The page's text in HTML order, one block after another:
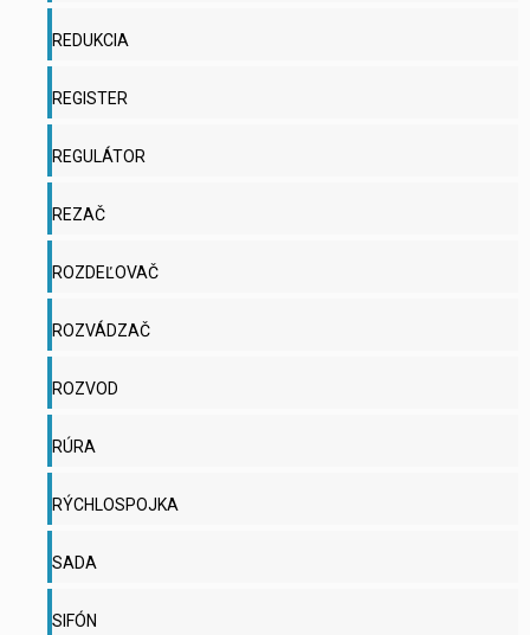
REDUKCIA
REGISTER
REGULÁTOR
REZAČ
ROZDEĽOVAČ
ROZVÁDZAČ
ROZVOD
RÚRA
RÝCHLOSPOJKA
SADA
SIFÓN